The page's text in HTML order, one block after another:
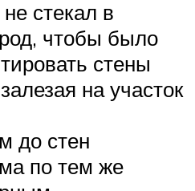
стекал в
чтобы было
стены
на участок
до стен
по тем же